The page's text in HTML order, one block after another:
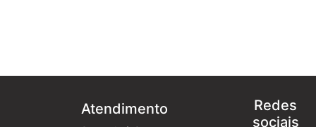
Atendimento
Redes
sociais